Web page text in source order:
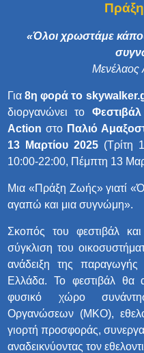
«Όλοι χρωστάμε
Μενέλαος
Για 8η φορά το
διοργανώνει το
Action στο Παλιό
13 Μαρτίου 2025(Τρίτη
10:00-22:00, Πέμπτη 13
Μια «Πράξη Ζωής» γιατί
αγαπώ και μια συγνώμη».
Σκοπός του φεστιβάλ
σύγκλιση του
ανάδειξη της
Ελλάδα. Το φεστιβάλ θα
φυσικό χώρο
Οργανώσεων (ΜΚΟ),
γιορτή προσφοράς,
αναδεικνύοντας τον